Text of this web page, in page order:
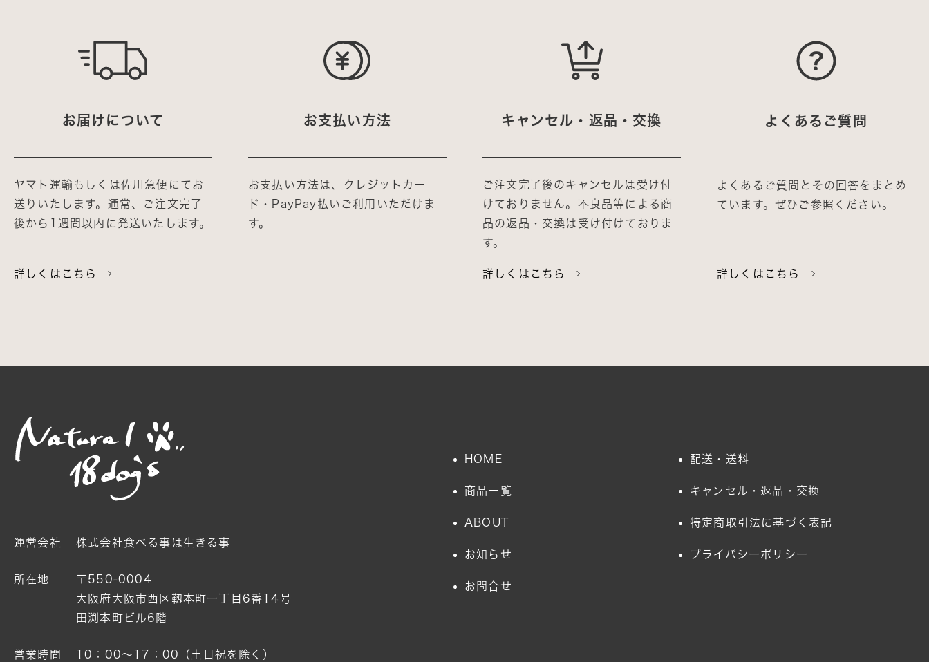
お届けについて
ヤマト運輸もしくは佐川急便にてお
送りいたします。通常、ご注文完了
後から1週間以内に発送いたします。
詳しくはこちら
お支払い方法
お支払い方法は、クレジットカー
ド・PayPay払いご利用いただけま
す。
キャンセル・返品・交換
ご注文完了後のキャンセルは受け付
けておりません。不良品等による商
品の返品・交換は受け付けておりま
す。
詳しくはこちら
よくあるご質問
よくあるご質問とその回答をまとめ
ています。ぜひご参照ください。
詳しくはこちら
運営会社 株式会社食べる事は生きる事
所在地
〒550-0004
大阪府大阪市西区靱本町一丁目6番14号
田渕本町ビル6階
営業時間 10：00〜17：00（土日祝を除く）
HOME
商品一覧
ABOUT
お知らせ
お問合せ
配送・送料
キャンセル・返品・交換
特定商取引法に基づく表記
プライバシーポリシー